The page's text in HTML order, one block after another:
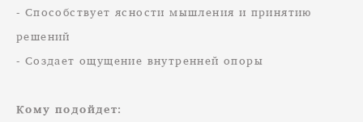
- Способствует ясности мышления и принятию
решений
- Создает ощущение внутренней опоры
Кому подойдет: